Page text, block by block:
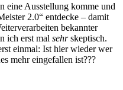
eine Ausstellung komme und
2.0“ entdecke – damit
bekannter
ich erst mal sehrskeptisch.
einmal: Ist hier wieder wer
mehr eingefallen ist???